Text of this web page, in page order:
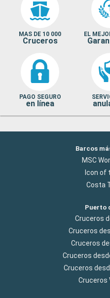
MAS DE 10 000
Cruceros
EL
PAGO SEGURO
en línea
Barcos
MSC
Icon of
Costa
Puerto
Cruceros
Cruceros
Cruceros
Cruceros
Cruceros
Cruceros